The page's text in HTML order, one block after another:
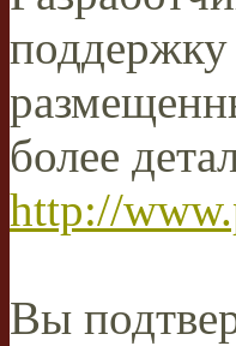
поддержку
более
http://
Вы